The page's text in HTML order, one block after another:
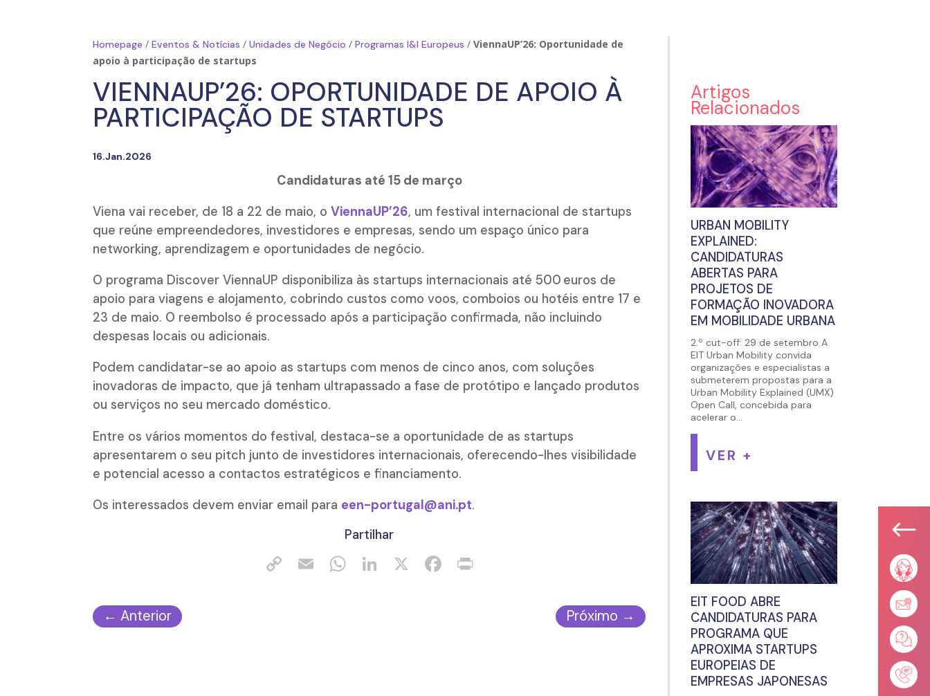
Homepage /Eventos & Notícias /Unidades de Negócio /Programas I&I Europeus /ViennaUP’26: Oportunidade de
apoio à participação de startups
VIENNAUP’26: OPORTUNIDADE DE APOIO À
PARTICIPAÇÃO DE STARTUPS
16.Jan.2026
Candidaturas até 15 de março
Viena vai receber, de 18 a 22 de maio, oViennaUP’26, um festival internacional de startups
que reúne empreendedores, investidores e empresas, sendo um espaço único para
networking, aprendizagem e oportunidades de negócio.
O programa Discover ViennaUP disponibiliza às startups internacionais até 500 euros de
apoio para viagens e alojamento, cobrindo custos como voos, comboios ou hotéis entre 17 e
23 de maio. O reembolso é processado após a participação confirmada, não incluindo
despesas locais ou adicionais.
Podem candidatar-se ao apoio as startups com menos de cinco anos, com soluções
inovadoras de impacto, que já tenham ultrapassado a fase de protótipo e lançado produtos
ou serviços no seu mercado doméstico.
Entre os vários momentos do festival, destaca-se a oportunidade de as startups
apresentarem o seu pitch junto de investidores internacionais, oferecendo-lhes visibilidade
e potencial acesso a contactos estratégicos e financiamento.
Os interessados devem enviar email para een-portugal@ani.pt.
Partilhar
←Anterior Próximo →
Artigos
Relacionados
URBAN MOBILITY
EXPLAINED:
CANDIDATURAS
ABERTAS PARA
PROJETOS DE
FORMAÇÃO INOVADORA
EM MOBILIDADE URBANA
2.º cut-off: 29 de setembro A
EIT Urban Mobility convida
organizações e especialistas a
submeterem propostas para a
Urban Mobility Explained (UMX)
Open Call, concebida para
acelerar o...
VER +
EIT FOOD ABRE
CANDIDATURAS PARA
PROGRAMA QUE
APROXIMA STARTUPS
EUROPEIAS DE
EMPRESAS JAPONESAS
#